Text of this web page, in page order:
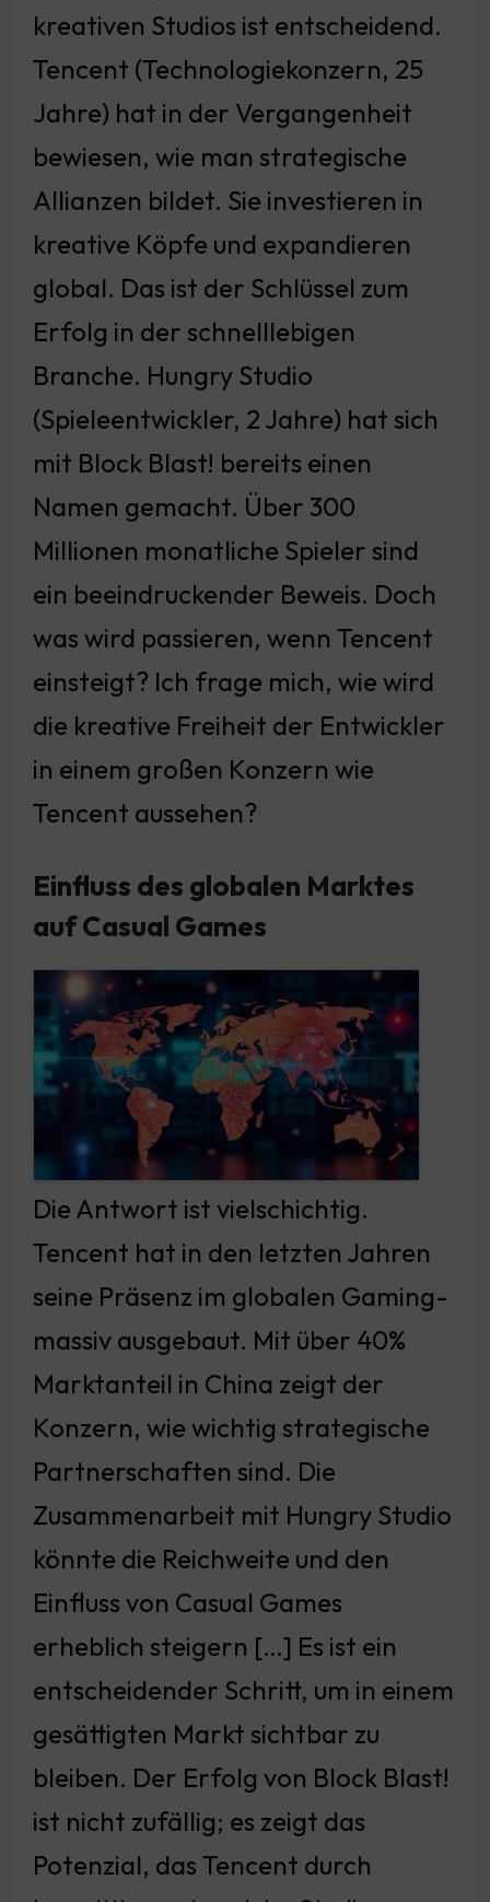
kreativen Studios ist entscheidend.
Tencent (Technologiekonzern, 25
Jahre) hat in der Vergangenheit
bewiesen, wie man strategische
Allianzen bildet. Sie investieren in
kreative Köpfe und expandieren
global. Das ist der Schlüssel zum
Erfolg in der schnelllebigen
Branche. Hungry Studio
(Spieleentwickler, 2 Jahre) hat sich
mit Block Blast! bereits einen
Namen gemacht. Über 300
Millionen monatliche Spieler sind
ein beeindruckender Beweis. Doch
was wird passieren, wenn Tencent
einsteigt? Ich frage mich, wie wird
die kreative Freiheit der Entwickler
in einem großen Konzern wie
Tencent aussehen?
Einfluss des globalen Marktes
auf Casual Games
Die Antwort ist vielschichtig.
Tencent hat in den letzten Jahren
seine Präsenz im globalen Gaming-
massiv ausgebaut. Mit über 40%
Marktanteil in China zeigt der
Konzern, wie wichtig strategische
Partnerschaften sind. Die
Zusammenarbeit mit Hungry Studio
könnte die Reichweite und den
Einfluss von Casual Games
erheblich steigern […] Es ist ein
entscheidender Schritt, um in einem
gesättigten Markt sichtbar zu
bleiben. Der Erfolg von Block Blast!
ist nicht zufällig; es zeigt das
Potenzial, das Tencent durch